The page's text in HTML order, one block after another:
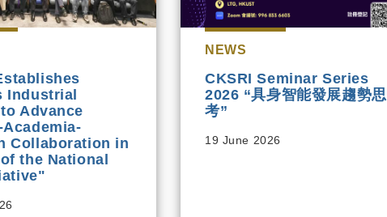
Industrial
Advance
Collaboration in
the National
NEWS
CKSRI Seminar Series
2026 “具身智能發展趨勢思
考”
19 June 2026